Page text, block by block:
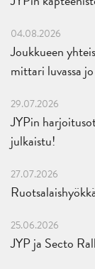
04.08.2026
Joukkueen
mittari luvassa
29.07.2026
JYPin
julkaistu!
27.07.2026
25.06.2026
JYP ja Secto